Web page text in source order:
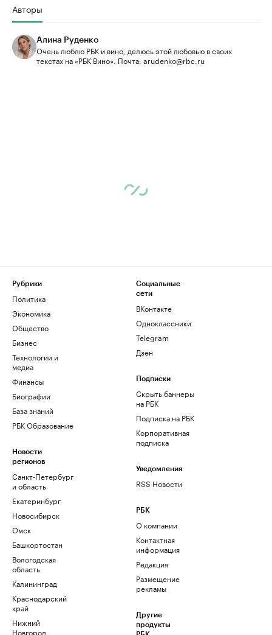
Авторы
Алина Руденко
Очень люблю РБК и вино, делюсь этой любовью в своих
текстах на «РБК Вино». Почта: arudenko@rbc.ru
Рубрики
Политика
Экономика
Общество
Бизнес
Технологии и
медиа
Финансы
Биографии
База знаний
РБК Образование
Новости
регионов
Санкт-Петербург
и область
Екатеринбург
Новосибирск
Омск
Башкортостан
Вологодская
область
Калининград
Краснодарский
край
Нижний
Новгород
Социальные
сети
ВКонтакте
Одноклассники
Telegram
Дзен
Подписки
Скрыть баннеры
на РБК
Подписка на РБК
Корпоративная
подписка
Уведомления
RSS Новости
РБК
О компании
Контактная
информация
Редакция
Размещение
рекламы
Другие
продукты